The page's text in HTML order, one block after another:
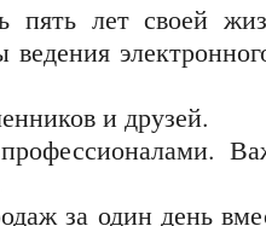
пять лет своей
ведения
и друзей.
за один день